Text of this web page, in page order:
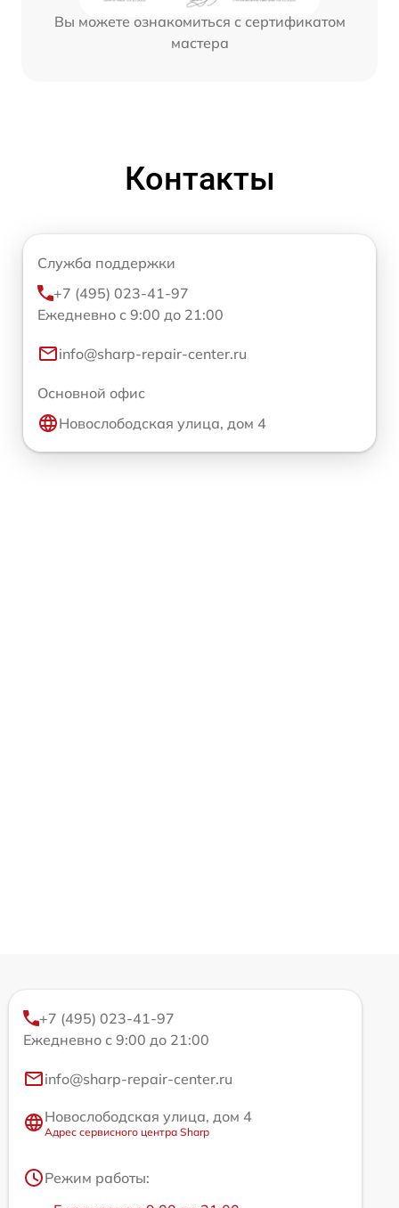
Вы можете ознакомиться с сертификатом
мастера
Контакты
Служба поддержки
+7 (495) 023-41-97
Ежедневно с 9:00 до 21:00
info@sharp-repair-center.ru
Основной офис
Новослободская улица, дом 4
+7 (495) 023-41-97
Ежедневно с 9:00 до 21:00
info@sharp-repair-center.ru
Новослободская улица, дом 4
Адрес сервисного центра Sharp
Режим работы: